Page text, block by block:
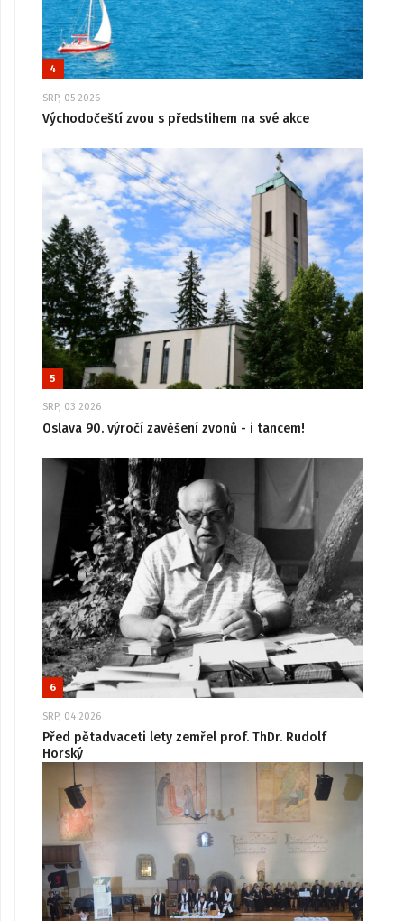
4
SRP, 05 2026
Východočeští zvou s předstihem na své akce
5
SRP, 03 2026
Oslava 90. výročí zavěšení zvonů - i tancem!
6
SRP, 04 2026
Před pětadvaceti lety zemřel prof. ThDr. Rudolf
Horský